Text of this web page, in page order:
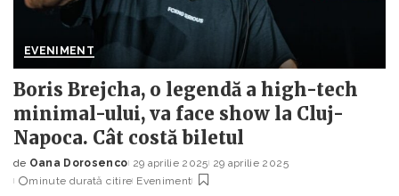
EVENIMENT
Boris Brejcha, o legendă a high-tech
minimal-ului, va face show la Cluj-
Napoca. Cât costă biletul
Posted
by
de Oana Dorosenco 29 aprilie 2025 29 aprilie 2025
minute durată citire Eveniment